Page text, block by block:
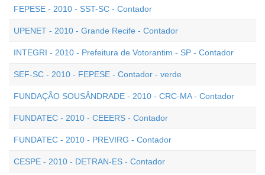
FEPESE - 2010 - SST-SC - Contador
UPENET - 2010 - Grande Recife - Contador
INTEGRI - 2010 - Prefeitura de Votorantim - SP - Contador
SEF-SC - 2010 - FEPESE - Contador - verde
FUNDAÇÃO SOUSÂNDRADE - 2010 - CRC-MA - Contador
FUNDATEC - 2010 - CEEERS - Contador
FUNDATEC - 2010 - PREVIRG - Contador
CESPE - 2010 - DETRAN-ES - Contador